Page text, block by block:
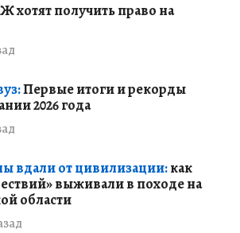
хотят получить право на
Первые итоги и рекорды
2026 года
вдали от цивилизации:как
выживали в походе на
области